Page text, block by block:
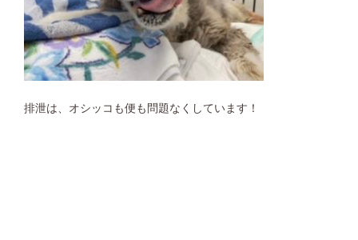
排泄は、オシッコも便も問題なくしています！